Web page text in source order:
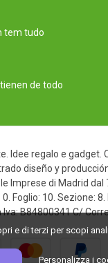
tem tudo
de todo
Idee regalo e gadget.
diseño y producción
Imprese di Madrid dal
Foglio: 10. Sezione:
B84800341 C/
e di terzi per scopi
Personalizza i